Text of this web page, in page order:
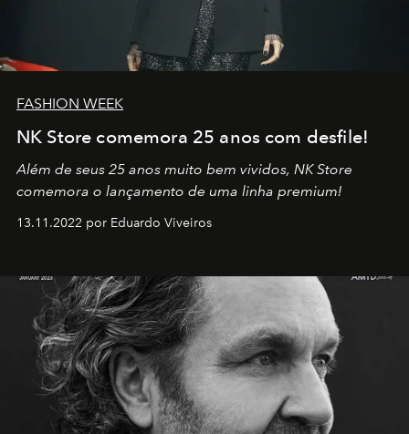
FASHION WEEK
NK Store comemora 25 anos com desfile!
Além de seus 25 anos muito bem vividos, NK Store
comemora o lançamento de uma linha premium!
13.11.2022 por Eduardo Viveiros